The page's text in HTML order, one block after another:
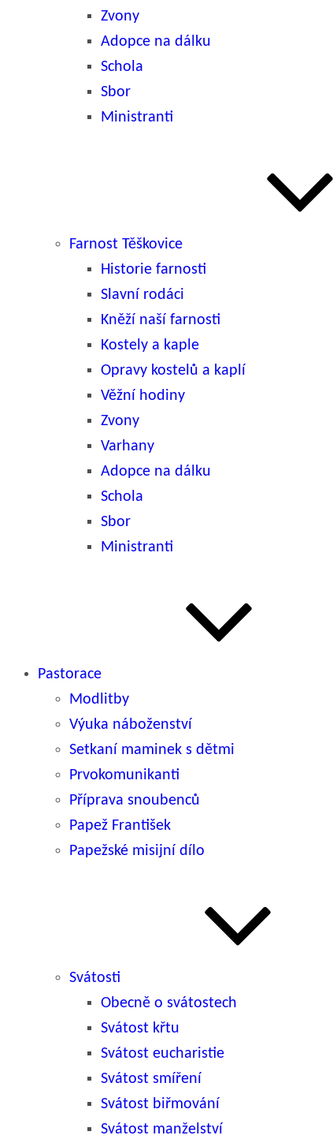
Zvony
Adopce na dálku
Schola
Sbor
Ministranti
Farnost Těškovice
Historie farnosti
Slavní rodáci
Kněží naší farnosti
Kostely a kaple
Opravy kostelů a kaplí
Věžní hodiny
Zvony
Varhany
Adopce na dálku
Schola
Sbor
Ministranti
Pastorace
Modlitby
Výuka náboženství
Setkaní maminek s dětmi
Prvokomunikanti
Příprava snoubenců
Papež František
Papežské misijní dílo
Svátosti
Obecně o svátostech
Svátost křtu
Svátost eucharistie
Svátost smíření
Svátost biřmování
Svátost manželství